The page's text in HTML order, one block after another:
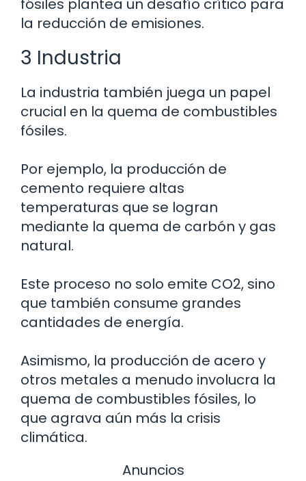
fósiles plantea un desafío crítico para
la reducción de emisiones.
3 Industria
La industria también juega un papel
crucial en la quema de combustibles
fósiles.
Por ejemplo, la producción de
cemento requiere altas
temperaturas que se logran
mediante la quema de carbón y gas
natural.
Este proceso no solo emite CO2, sino
que también consume grandes
cantidades de energía.
Asimismo, la producción de acero y
otros metales a menudo involucra la
quema de combustibles fósiles, lo
que agrava aún más la crisis
climática.
Anuncios